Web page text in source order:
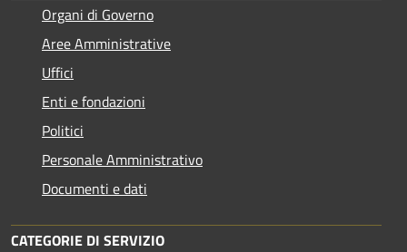
Organi di Governo
Aree Amministrative
Uffici
Enti e fondazioni
Politici
Personale Amministrativo
Documenti e dati
CATEGORIE DI SERVIZIO